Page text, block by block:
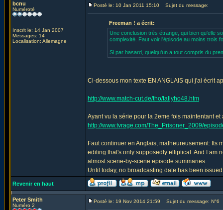
bcnu
Numéroté
Inscrit le: 14 Jan 2007
Messages: 14
Localisation: Allemagne
Posté le: 10 Jan 2011 15:10 Sujet du message:
Freeman ! a écrit:
Une conclusion très étrange, qui bien qu'elle
complexité. Faut voir l'épisode au moins trois
Si par hasard, quelqu'un a tout compris du
Ci-dessous mon texte EN ANGLAIS qui j'ai ècrit
http://www.match-cut.de/tho/tallyho48.htm
Ayant vu la série pour la 2eme fois maintentant
http://www.tvrage.com/The_Prisoner_2009/
Faut continuer en Anglais, malheureusement:
editing that's only supposedly elliptical. And I am
almost scene-by-scene episode summaries.
Until today, no broadcasting date has been
Revenir en haut
Peter Smith
Numéro 2
Posté le: 19 Nov 2014 21:59 Sujet du message: N°6